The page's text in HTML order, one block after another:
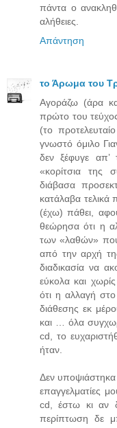
πάντα ο
αλήθειες.
Απάντηση
το Άρωμα του
Αγοράζω (άρα
πρώτο του
(το
γνωστό όμιλο
δεν ξέφυγε απ’
«κορίτσια της
διάβασα
κατάλαβα τελικά
(έχω) πάθει,
θεώρησα ότι η
των «λαθών»
από την αρχή
διαδικασία να
εύκολα και
ότι η αλλαγή
διάθεσης εκ
και … όλα
cd, το
ήταν.
Δεν
επαγγελματίες
cd, έστω κι αν
περίπτωση δε